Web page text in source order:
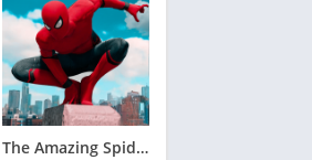
The Amazing Spider-Man APK 2021 1.1.0